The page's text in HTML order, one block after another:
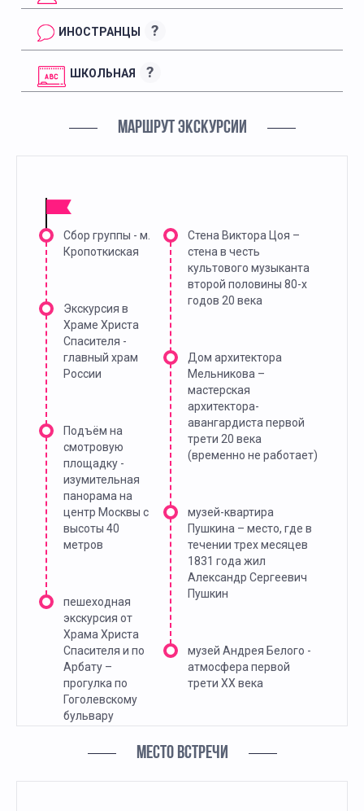
ИНОСТРАНЦЫ ?
ШКОЛЬНАЯ ?
МАРШРУТ ЭКСКУРСИИ
Сбор группы - м.
Кропоткиская
Экскурсия в
Храме Христа
Спасителя -
главный храм
России
Подъём на
смотровую
площадку -
изумительная
панорама на
центр Москвы с
высоты 40
метров
пешеходная
экскурсия от
Храма Христа
Спасителя и по
Арбату –
прогулка по
Гоголевскому
бульвару
Стена Виктора Цоя –
стена в честь
культового музыканта
второй половины 80-х
годов 20 века
Дом архитектора
Мельникова –
мастерская
архитектора-
авангардиста первой
трети 20 века
(временно не работает)
музей-квартира
Пушкина – место, где в
течении трех месяцев
1831 года жил
Александр Сергеевич
Пушкин
музей Андрея Белого -
атмосфера первой
трети ХХ века
МЕСТО ВСТРЕЧИ